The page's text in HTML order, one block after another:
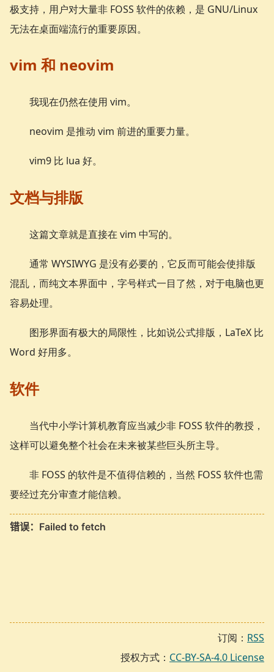
极支持，用户对大量非 FOSS 软件的依赖，是 GNU/Linux
无法在桌面端流行的重要原因。
vim 和 neovim
我现在仍然在使用 vim。
neovim 是推动 vim 前进的重要力量。
vim9 比 lua 好。
文档与排版
这篇文章就是直接在 vim 中写的。
通常 WYSIWYG 是没有必要的，它反而可能会使排版
混乱，而纯文本界面中，字号样式一目了然，对于电脑也更
容易处理。
图形界面有极大的局限性，比如说公式排版，LaTeX 比
Word 好用多。
软件
当代中小学计算机教育应当减少非 FOSS 软件的教授，
这样可以避免整个社会在未来被某些巨头所主导。
非 FOSS 的软件是不值得信赖的，当然 FOSS 软件也需
要经过充分审查才能信赖。
订阅： RSS
授权方式： CC-BY-SA-4.0 License